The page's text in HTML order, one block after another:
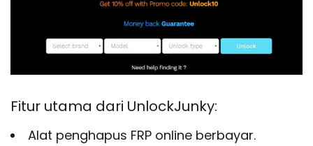
Fitur utama dari UnlockJunky:
Alat penghapus FRP online berbayar.